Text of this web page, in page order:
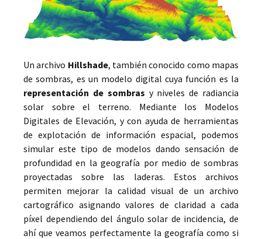
Un archivo Hillshade, también conocido como mapas
de sombras, es un modelo digital cuya función es la
representación de sombras y niveles de radiancia
solar sobre el terreno. Mediante los Modelos
Digitales de Elevación, y con ayuda de herramientas
de explotación de información espacial, podemos
simular este tipo de modelos dando sensación de
profundidad en la geografía por medio de sombras
proyectadas sobre las laderas. Estos archivos
permiten mejorar la calidad visual de un archivo
cartográfico asignando valores de claridad a cada
píxel dependiendo del ángulo solar de incidencia, de
ahí que veamos perfectamente la geografía como si